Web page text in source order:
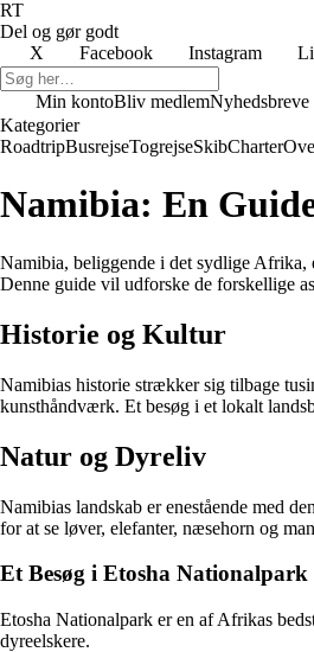
RT
Del og gør godt
X
Facebook Instagram
Min kontoBliv medlemNyhedsbreve
Kategorier
RoadtripBusrejseTogrejseSkibCharter
Namibia: En
Namibia, beliggende i det sydlige Afrika,
Denne guide vil udforske de forskellige
Historie og Kultur
Namibias historie strækker sig tilbage
kunsthåndværk. Et besøg i et lokalt
Natur og Dyreliv
Namibias landskab er enestående med
for at se løver, elefanter, næsehorn og
Et Besøg i Etosha Nationalpark
Etosha Nationalpark er en af Afrikas
dyreelskere.